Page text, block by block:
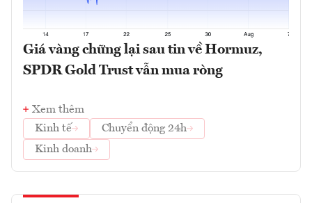
Giá vàng chững lại sau tin về Hormuz,
SPDR Gold Trust vẫn mua ròng
Xem thêm
Kinh tế
Chuyển động 24h
Kinh doanh